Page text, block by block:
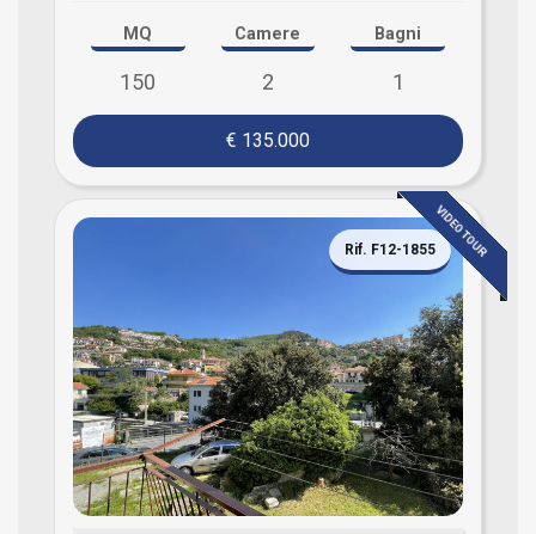
MQ
150
Camere
2
Bagni
1
€ 135.000
VIDEO TOUR
Rif. F12-1855